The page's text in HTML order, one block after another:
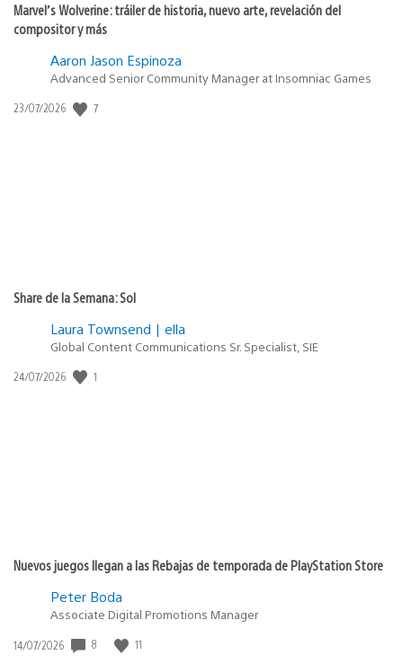
Marvel’s Wolverine: tráiler de historia, nuevo arte, revelación del
compositor y más
Aaron Jason Espinoza
Advanced Senior Community Manager at Insomniac Games
Fecha
23/07/2026 7
Share de la Semana: Sol
Laura Townsend | ella
Global Content Communications Sr. Specialist, SIE
Fecha
24/07/2026 1
Nuevos juegos llegan a las Rebajas de temporada de PlayStation Store
Peter Boda
Associate Digital Promotions Manager
Fecha
14/07/2026 8 11